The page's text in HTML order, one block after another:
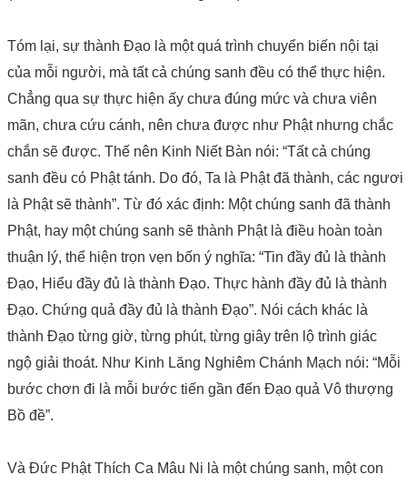
Tóm lại, sự thành Đạo là một quá trình chuyển biến nội tại
của mỗi người, mà tất cả chúng sanh đều có thể thực hiện.
Chẳng qua sự thực hiện ấy chưa đúng mức và chưa viên
mãn, chưa cứu cánh, nên chưa được như Phật nhưng chắc
chắn sẽ được. Thế nên Kinh Niết Bàn nói: “Tất cả chúng
sanh đều có Phật tánh. Do đó, Ta là Phật đã thành, các ngươi
là Phật sẽ thành”. Từ đó xác định: Một chúng sanh đã thành
Phật, hay một chúng sanh sẽ thành Phật là điều hoàn toàn
thuận lý, thể hiện trọn vẹn bốn ý nghĩa: “Tin đầy đủ là thành
Đạo, Hiểu đầy đủ là thành Đạo. Thực hành đầy đủ là thành
Đạo. Chứng quả đầy đủ là thành Đạo”. Nói cách khác là
thành Đạo từng giờ, từng phút, từng giây trên lộ trình giác
ngộ giải thoát. Như Kinh Lăng Nghiêm Chánh Mạch nói: “Mỗi
bước chơn đi là mỗi bước tiến gần đến Đạo quả Vô thượng
Bồ đề”.
Và Đức Phật Thích Ca Mâu Ni là một chúng sanh, một con